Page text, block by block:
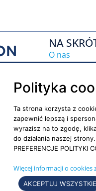
NA
O nas
Notowania
Regulamin
Polityka
Polityka
Polityka
Ta strona korzysta z
zapewnić lepszą i
wyrazisz na to zgodę,
do działania naszej
PREFERENCJE POLITYKI
Więcej informacji o cookies
AKCEPTUJ WSZYSTKIE